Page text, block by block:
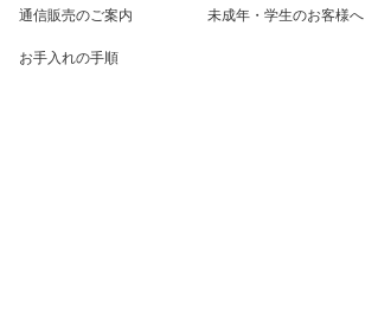
通信販売のご案内
お手入れの手順
未成年・学生のお客様へ